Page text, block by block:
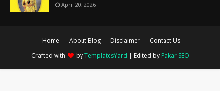
April 20, 2026
Home About Blog Disclaimer
Contact Us
Crafted with
byTemplatesYard | Edited by Pakar SEO